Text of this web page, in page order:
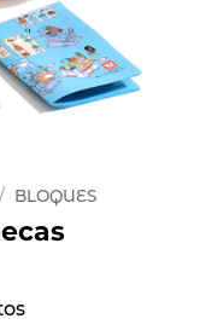
/ BLOQUES